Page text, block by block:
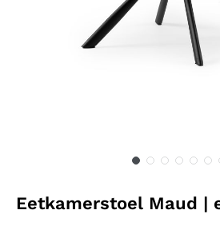
Eetkamerstoel Maud |